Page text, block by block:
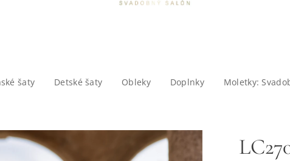
šaty Detské šaty Obleky Doplnky Moletky: